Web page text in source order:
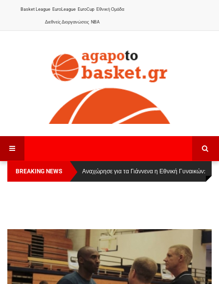
Basket League EuroLeague EuroCup Εθνική Ομάδα
Διεθνείς Διοργανώσεις NBA
BREAKING NEWS
Οι Πάνθηρες Καβάλας στην Women Basketball
League 1
Αναχώρησε για τα Γιάννενα η Εθνική Γυναικών: